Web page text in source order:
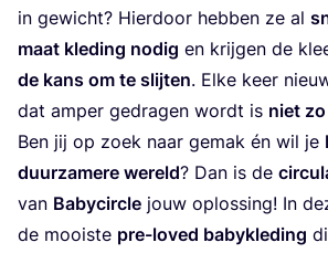
in gewicht? Hier­door heb­ben ze al
maat kle­ding nodig en krij­gen de
de kans om te slij­ten. Elke keer
dat amper gedra­gen wordt is niet
Ben jij op zoek naar gemak én wil je
duur­za­me­re wereld? Dan is de
van Baby­cir­cle jouw oplos­sing! In
de mooi­ste pre-loved baby­kle­ding